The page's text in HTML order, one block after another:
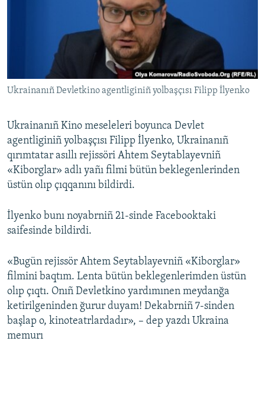
Українською
QOŞULIÑIZ!
RFE/RS bütün saytları
Ukrainanıñ Devletkino agentliginiñ yolbaşçısı Filipp İlyenko
Ukrainanıñ Kino meseleleri boyunca Devlet
agentliginiñ yolbaşçısı Filipp İlyenko, Ukrainanıñ
qırımtatar asıllı rejissöri Ahtem Seytablayevniñ
«Kiborglar» adlı yañı filmi bütün beklegenlerinden
üstün olıp çıqqanını bildirdi.
İlyenko bunı noyabrniñ 21-sinde Facebooktaki
saifesinde bildirdi.
«Bugün rejissör Ahtem Seytablayevniñ «Kiborglar»
filmini baqtım. Lenta bütün beklegenlerimden üstün
olıp çıqtı. Onıñ Devletkino yardımınen meydanğa
ketirilgeninden ğurur duyam! Dekabrniñ 7-sinden
başlap o, kinoteatrlardadır», – dep yazdı Ukraina
memurı